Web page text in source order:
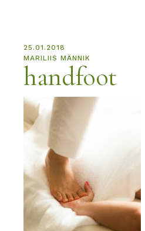
25.01.2018
MARILIIS MÄNNIK
handfoot